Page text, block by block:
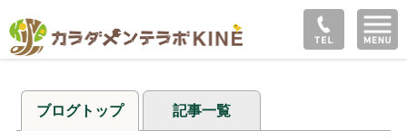
ブログトップ 記事一覧